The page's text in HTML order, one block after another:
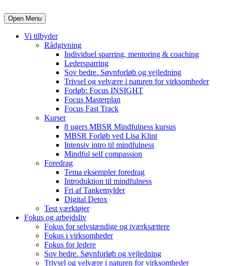
Open Menu
Vi tilbyder
Rådgivning
Individuel sparring, mentoring & coaching
Ledersparring
Sov bedre. Søvnforløb og vejledning
Trivsel og velvære i naturen for virksomheder
Forløb: Focus INSIGHT
Focus Masterplan
Focus Fast Track
Kurser
8 ugers MBSR Mindfulness kursus
MBSR Forløb ved Lisa Klint
Intensiv intro til mindfulness
Mindful self compassion
Foredrag
Tema eksempler foredrag
Introduktion til mindfulness
Fri af Tankemylder
Digital Detox
Test værktøjer
Fokus og arbejdsliv
Fokus for selvstændige og iværksættere
Fokus i virksomheder
Fokus for ledere
Sov bedre. Søvnforløb og vejledning
Trivsel og velvære i naturen for virksomheder